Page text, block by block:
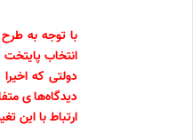
با توجه به
انتخاب
دولتی که
دیدگاه‌های
ارتباط با این